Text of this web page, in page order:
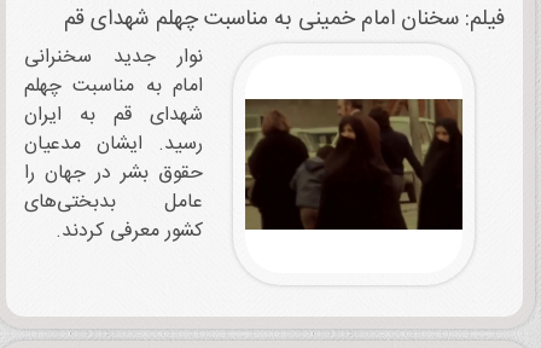
فیلم: سخنان امام خمینی به مناسبت چهلم شهدای قم
نوار جدید سخنرانی
امام به مناسبت چهلم
شهدای قم به ایران
رسید. ایشان مدعیان
حقوق بشر در جهان را
عامل بدبختی‌های
کشور معرفی کردند.